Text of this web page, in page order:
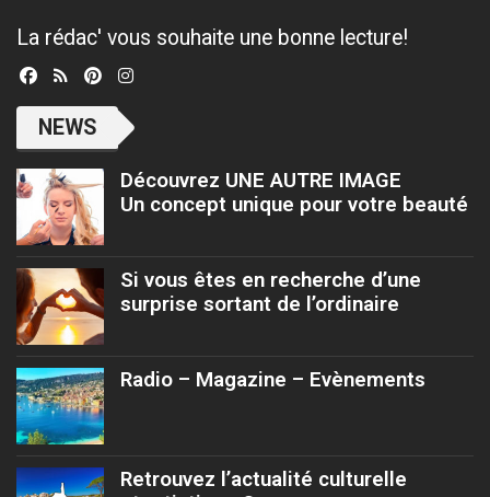
La rédac' vous souhaite une bonne lecture!
NEWS
Découvrez UNE AUTRE IMAGE
Un concept unique pour votre beauté
Si vous êtes en recherche d’une
surprise sortant de l’ordinaire
Radio – Magazine – Evènements
Retrouvez l’actualité culturelle